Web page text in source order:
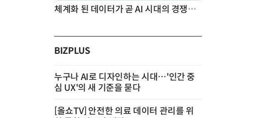
체계화 된 데이터가 곧 AI 시대의 경쟁력이다
BIZPLUS
누구나 AI로 디자인하는 시대…'인간 중
심 UX'의 새 기준을 묻다
[올쇼TV] 안전한 의료 데이터 관리를 위